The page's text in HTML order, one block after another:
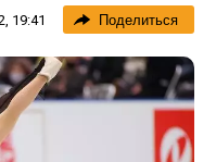
19:41 Поделиться